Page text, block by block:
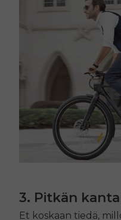
3. Pitkän
Et koskaan tiedä,